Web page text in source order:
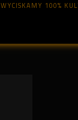
WYCISKAMY 100%